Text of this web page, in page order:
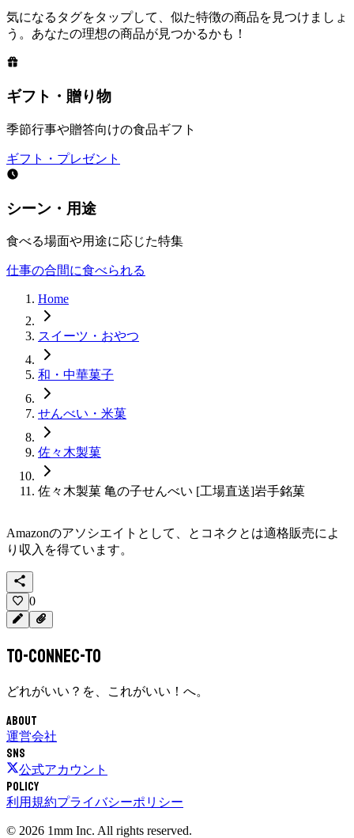
気になるタグをタップして、似た特徴の商品を見つけましょ
う。あなたの理想の商品が見つかるかも！
ギフト・贈り物
季節行事や贈答向けの食品ギフト
ギフト・プレゼント
シーン・用途
食べる場面や用途に応じた特集
仕事の合間に食べられる
Home
スイーツ・おやつ
和・中華菓子
せんべい・米菓
佐々木製菓
佐々木製菓 亀の子せんべい [工場直送]岩手銘菓
Amazonのアソシエイトとして、 とコネクと は適格販売によ
り収入を得ています。
0
To-Connec-TO
どれがいい？を、これがいい！へ。
About
運営会社
SNS
公式アカウント
Policy
利用規約プライバシーポリシー
© 2026 1mm Inc. All rights reserved.